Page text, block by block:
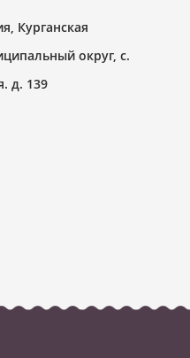
Курганская
округ, с.
д. 139